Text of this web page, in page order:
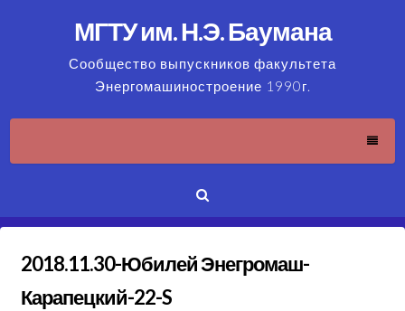
МГТУ им. Н.Э. Баумана
Сообщество выпускников факультета
Энергомашиностроение 1990г.
2018.11.30-Юбилей Энегромаш-
Карапецкий-22-S